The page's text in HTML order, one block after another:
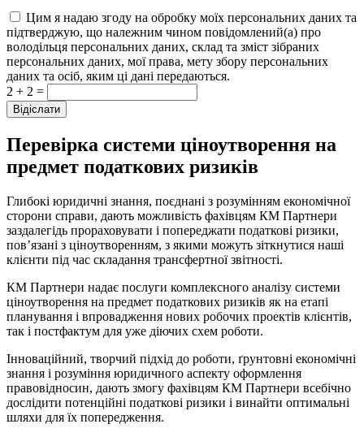
Цим я надаю згоду на обробку моїх персональних даних та
підтверджую, що належним чином повідомлений(а) про
володільця персональних даних, склад та зміст зібраних
персональних даних, мої права, мету збору персональних
даних та осіб, яким ці дані передаються.
2 + 2 =
Перевірка системи ціноутворення на
предмет податкових ризиків
Глибокі юридичні знання, поєднані з розумінням економічної
сторони справи, дають можливість фахівцям КМ Партнери
заздалегідь прораховувати і попереджати податкові ризики,
пов’язані з ціноутворенням, з якими можуть зіткнутися наші
клієнти під час складання трансфертної звітності.
КМ Партнери надає послуги комплексного аналізу системи
ціноутворення на предмет податкових ризиків як на етапі
планування і впровадження нових робочих проектів клієнтів,
так і постфактум для уже діючих схем роботи.
Інноваційний, творчий підхід до роботи, ґрунтовні економічні
знання і розуміння юридичного аспекту оформлення
правовідносин, дають змогу фахівцям КМ Партнери всебічно
дослідити потенційні податкові ризики і винайти оптимальні
шляхи для їх попередження.